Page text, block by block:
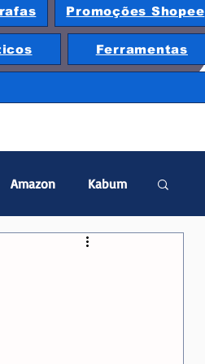
Promoções Shopee
Ferramentas
Amazon Kabum
Projetor